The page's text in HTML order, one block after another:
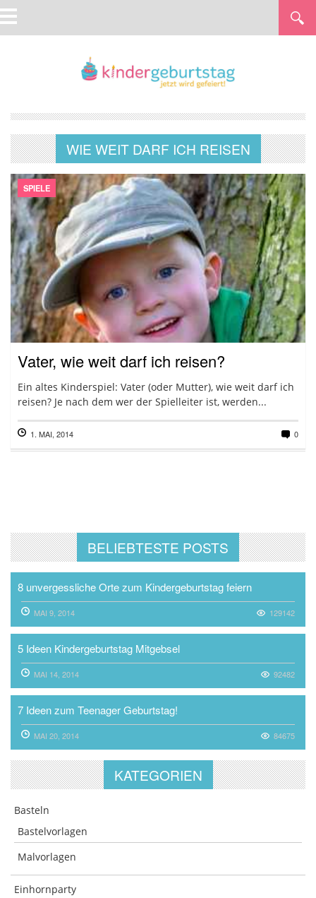
WIE WEIT DARF ICH REISEN
SPIELE
Vater, wie weit darf ich reisen?
Ein altes Kinderspiel: Vater (oder Mutter), wie weit darf ich
reisen? Je nach dem wer der Spielleiter ist, werden...
1. MAI, 2014 0
BELIEBTESTE POSTS
8 unvergessliche Orte zum Kindergeburtstag feiern
MAI 9, 2014 129142
5 Ideen Kindergeburtstag Mitgebsel
MAI 14, 2014 92482
7 Ideen zum Teenager Geburtstag!
MAI 20, 2014 84675
KATEGORIEN
Basteln
Bastelvorlagen
Malvorlagen
Einhornparty